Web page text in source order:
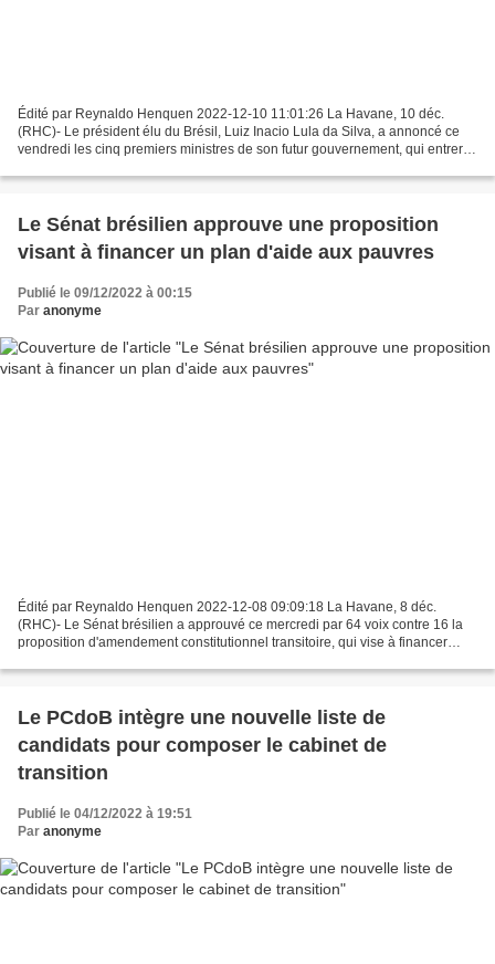
Édité par Reynaldo Henquen 2022-12-10 11:01:26 La Havane, 10 déc.
(RHC)- Le président élu du Brésil, Luiz Inacio Lula da Silva, a annoncé ce
vendredi les cinq premiers ministres de son futur gouvernement, qui entrera
Le Sénat brésilien approuve une proposition
visant à financer un plan d'aide aux pauvres
Publié le 09/12/2022 à 00:15
Par anonyme
Édité par Reynaldo Henquen 2022-12-08 09:09:18 La Havane, 8 déc.
(RHC)- Le Sénat brésilien a approuvé ce mercredi par 64 voix contre 16 la
proposition d'amendement constitutionnel transitoire, qui vise à financer
Le PCdoB intègre une nouvelle liste de
candidats pour composer le cabinet de
transition
Publié le 04/12/2022 à 19:51
Par anonyme